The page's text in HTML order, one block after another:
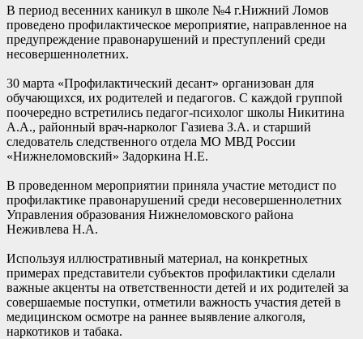
В период весенних каникул в школе №4 г.Нижний Ломов
проведено профилактическое мероприятие, направленное на
предупреждение правонарушений и преступлений среди
несовершеннолетних.
30 марта «Профилактический десант» организован для
обучающихся, их родителей и педагогов. С каждой группой
поочередно встретились педагог-психолог школы Никитина
А.А., районный врач-нарколог Газиева З.А. и старший
следователь следственного отдела МО МВД России
«Нижнеломовский» Задоркина Н.Е.
В проведенном мероприятии приняла участие методист по
профилактике правонарушений среди несовершеннолетних
Управления образования Нижнеломовского района
Неживлева Н.А.
Используя иллюстративный материал, на конкретных
примерах представители субъектов профилактики сделали
важные акценты на ответственности детей и их родителей за
совершаемые поступки, отметили важность участия детей в
медицинском осмотре на раннее выявление алкоголя,
наркотиков и табака.